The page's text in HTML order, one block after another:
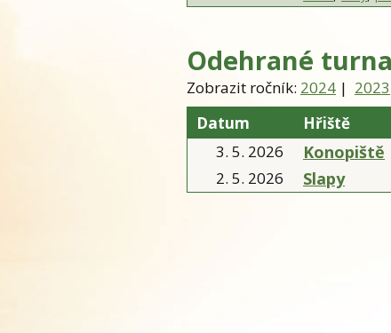
Odehrané
Zobrazit ročník: 2024 | 2023
Datum
Hřiště
3. 5. 2026 Konopiště
2. 5. 2026 Slapy